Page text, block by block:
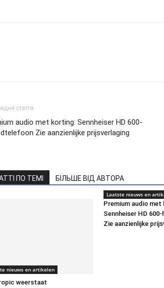
стаття
audio met korting: Sennheiser HD 600-
Zie aanzienlijke prijsverlaging
ПО ТЕМІ БІЛЬШЕ ВІД АВТОРА
nieuws en artikelen
weerstaat
Laatste nieuws en
Premium audio
Sennheiser HD
Zie aanzienlijke